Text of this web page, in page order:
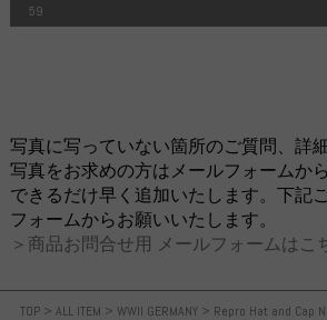
TOP > ALL ITEM > WWII GERMANY > Repro Hat and Cap
59
写真に写っていない箇所のご質問、詳
写真をお求めの方はメールフォームか
できるだけ早く追加いたします。下記
フォームからお願いいたします。
＞商品お問合せ用 メールフォームはこ